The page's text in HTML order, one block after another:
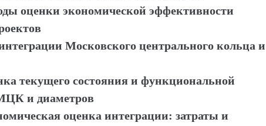
оценки экономической эффективности
Московского центрального кольца и
текущего состояния и функциональной
и диаметров
оценка интеграции: затраты и